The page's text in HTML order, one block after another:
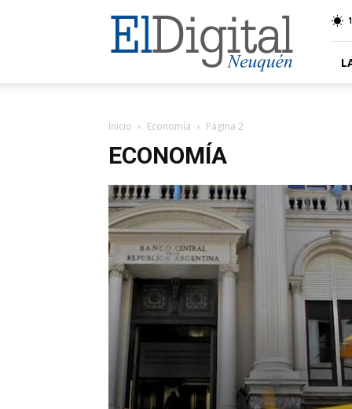
El
Digital
Neuquen
Inicio Economía Página 2
ECONOMÍA